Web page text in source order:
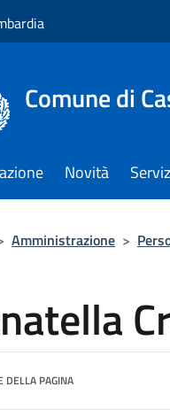
Comune di
Novità
Amministrazione >
DELLA PAGINA